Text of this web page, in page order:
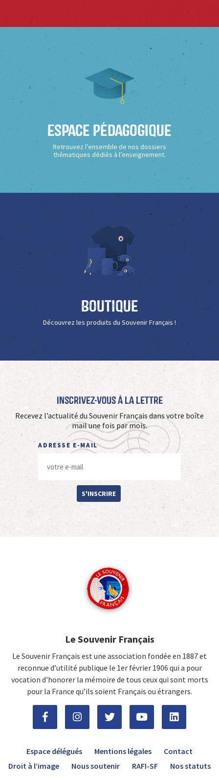
Espace Pédagogique
Retrouvez l’ensemble de nos dossiers
thématiques dédiés à l’enseignement.
Boutique
Découvrez les produits du Souvenir Français !
Inscrivez-vous à La Lettre
Recevez l’actualité du Souvenir Français dans votre boîte
mail une fois par mois.
ADRESSE E-MAIL
S'INSCRIRE
Le Souvenir Français
Le Souvenir Français est une association fondée en 1887 et
reconnue d’utilité publique le 1er février 1906 qui a pour
vocation d'honorer la mémoire de tous ceux qui sont morts
pour la France qu’ils soient Français ou étrangers.
Espace délégués Mentions légales
Contact
Droit à l’image
Nous soutenir RAFI-SF Nos statuts